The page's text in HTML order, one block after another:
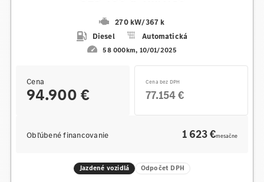
270 kW/367 k
Diesel
Automatická
58 000km 10/01/2025
Cena
94.900 €
Cena bez DPH
77.154 €
Obľúbené financovanie 1 623 €mesačne
Jazdené vozidlá Odpočet DPH